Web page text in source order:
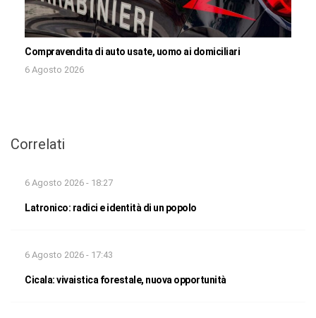
Compravendita di auto usate, uomo ai domiciliari
6 Agosto 2026
Correlati
6 Agosto 2026 - 18:27
Latronico: radici e identità di un popolo
6 Agosto 2026 - 17:43
Cicala: vivaistica forestale, nuova opportunità